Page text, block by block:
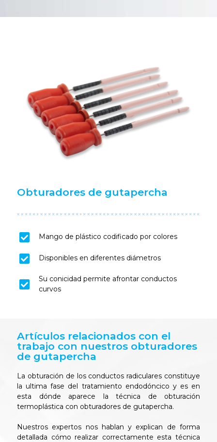
Obturadores de gutapercha
Mango de plástico codificado por colores
Disponibles en diferentes diámetros
Su conicidad permite afrontar conductos
curvos
Artículos relacionados con el
trabajo con nuestros obturadores
de gutapercha
La obturación de los conductos radiculares constituye
la ultima fase del tratamiento endodóncico y es en
esta dónde aparece la técnica de obturación
termoplástica con obturadores de gutapercha.
Nuestros expertos nos hablan y explican de forma
detallada cómo realizar correctamente esta técnica